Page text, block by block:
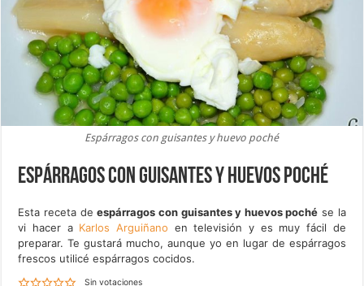
Espárragos con guisantes y huevo poché
Espárragos con guisantes y huevos poché
Esta receta deespárragos con guisantes y huevos poché se la
vi hacer a Karlos Arguiñano en televisión y es muy fácil de
preparar. Te gustará mucho, aunque yo en lugar de espárragos
frescos utilicé espárragos cocidos.
Sin votaciones